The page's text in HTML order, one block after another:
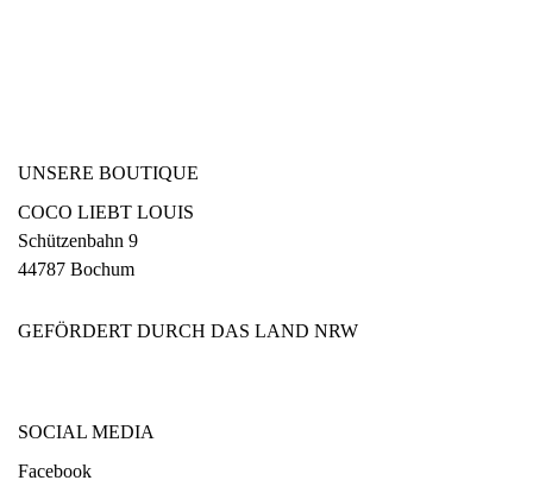
UNSERE BOUTIQUE
COCO LIEBT LOUIS
Schützenbahn 9
44787 Bochum
GEFÖRDERT DURCH DAS LAND NRW
SOCIAL MEDIA
Facebook